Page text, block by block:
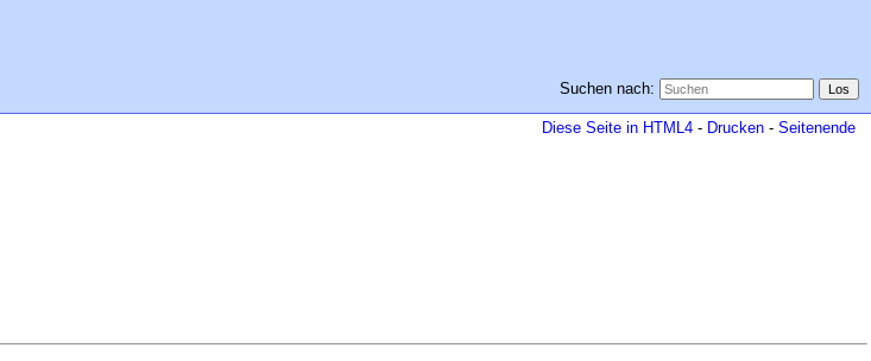
Suchen nach:
Diese Seite in HTML4 - Drucken - Seitenende